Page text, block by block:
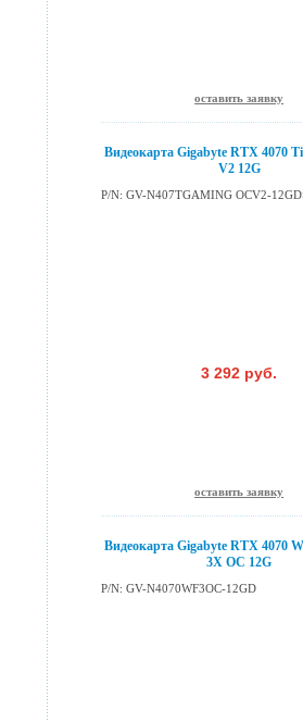
оставить заявку
Видеокарта Gigabyte RTX 4070
V2 12G
P/N: GV-N407TGAMING OCV2-
3 292 руб.
оставить заявку
Видеокарта Gigabyte RTX 4070
3X OC 12G
P/N: GV-N4070WF3OC-12GD